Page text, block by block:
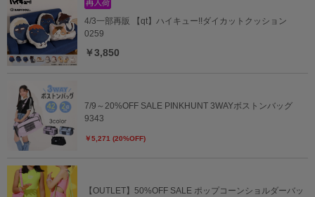
4/3一部再販 【qt】ハイキュー!!ダイカットクッション
0259
￥3,850
7/9～20%OFF SALE PINKHUNT 3WAYボストンバッグ
9343
￥5,271 (20%OFF)
【OUTLET】50%OFF SALE ポップコーンショルダーバッ